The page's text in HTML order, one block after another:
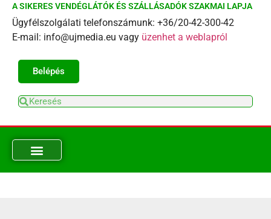
A SIKERES VENDÉGLÁTÓK ÉS SZÁLLÁSADÓK SZAKMAI LAPJA
Ügyfélszolgálati telefonszámunk: +36/20-42-300-42
E-mail: info@ujmedia.eu vagy üzenhet a weblapról
Belépés